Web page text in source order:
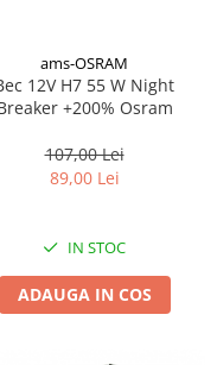
ams-OSRAM
12V H7 55 W Night
+200% Osram
107,00 Lei
89,00 Lei
IN STOC
ADAUGA IN COS